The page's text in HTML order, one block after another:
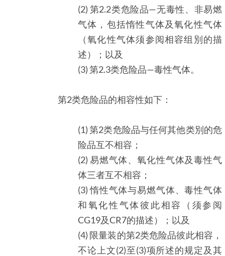
(2) 第2.2类危险品—无毒性、非易燃
气体，包括惰性气体及氧化性气体
（氧化性气体须参阅相容组別的描
述）；以及
(3) 第2.3类危险品—毒性气体。
第2类危险品的相容性如下：
(1) 第2类危险品与任何其他类別的危
险品互不相容；
(2) 易燃气体、氧化性气体及毒性气
体三者互不相容；
(3) 惰性气体与易燃气体、毒性气体
和氧化性气体彼此相容（须参阅
CG19及CR7的描述）；以及
(4) 限量装的第2类危险品彼此相容，
不论上文(2)至(3)项所述的规定及其